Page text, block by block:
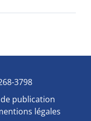
3798
publication
légales